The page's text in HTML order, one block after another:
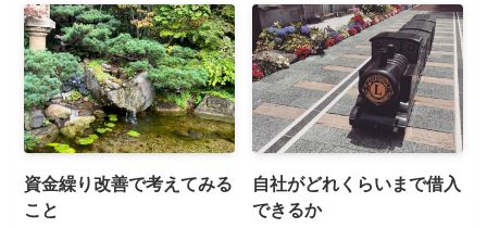
資金繰り改善で考えてみる
こと
自社がどれくらいまで借入
できるか